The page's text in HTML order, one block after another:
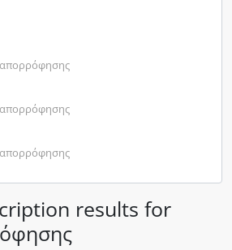
απορρόφησης
απορρόφησης
απορρόφησης
results for